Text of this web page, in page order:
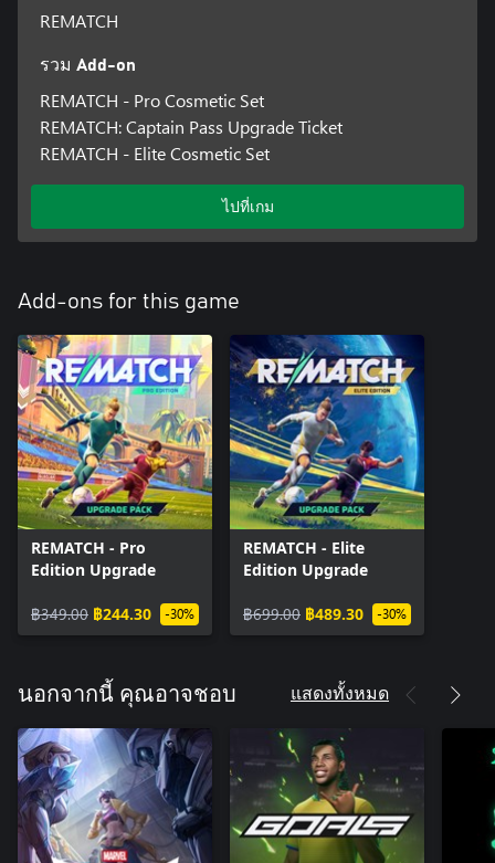
REMATCH
รวม Add-on
REMATCH - Pro Cosmetic Set
REMATCH: Captain Pass Upgrade Ticket
REMATCH - Elite Cosmetic Set
ไปที่เกม
Add-ons for this game
REMATCH - Pro
Edition Upgrade
฿349.00 ฿244.30 -30%
REMATCH - Elite
Edition Upgrade
฿699.00 ฿489.30 -30%
นอกจากนี้ คุณอาจชอบ แสดงทั้งหมด